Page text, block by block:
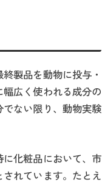
製品を動物に投与・
広く使われる成分の
ない限り、動物実験
化粧品において、市
れています。たとえ